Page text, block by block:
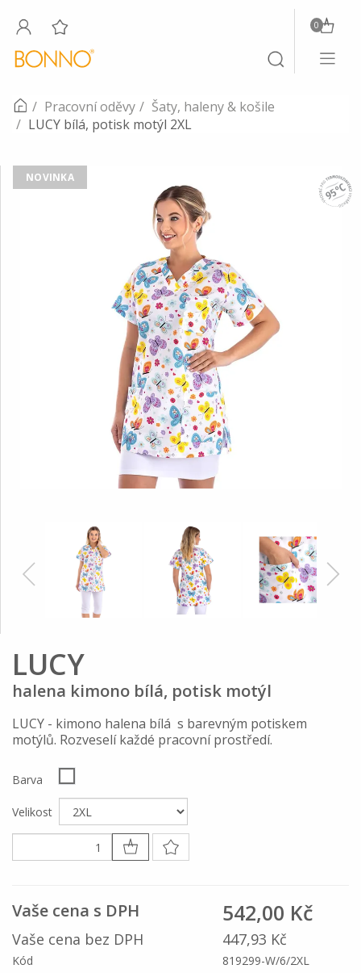
Toggle
search
0
Toggle
Pracovní oděvy
Šaty, haleny & košile
LUCY bílá, potisk motýl 2XL
NOVINKA
LUCY
halena kimono bílá, potisk motýl
LUCY - kimono halena bílá s barevným potiskem
motýlů. Rozveselí každé pracovní prostředí.
Barva
Velikost
Vaše cena s DPH 542,00 Kč
Vaše cena bez DPH 447,93 Kč
Kód 819299-W/6/2XL